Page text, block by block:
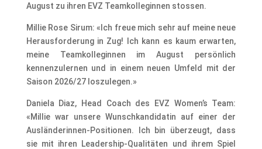
August zu ihren EVZ Teamkolleginnen stossen.
Millie Rose Sirum: «Ich freue mich sehr auf meine neue
Herausforderung in Zug! Ich kann es kaum erwarten,
meine Teamkolleginnen im August persönlich
kennenzulernen und in einem neuen Umfeld mit der
Saison 2026/27 loszulegen.»
Daniela Diaz, Head Coach des EVZ Women’s Team:
«Millie war unsere Wunschkandidatin auf einer der
Ausländerinnen-Positionen. Ich bin überzeugt, dass
sie mit ihren Leadership-Qualitäten und ihrem Spiel